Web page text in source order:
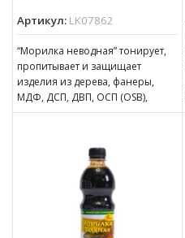
Артикул: LK07862
“Морилка неводная” тонирует,
пропитывает и защищает
изделия из дерева, фанеры,
МДФ, ДСП, ДВП, ОСП (OSB),
эксплуатирующиеся в